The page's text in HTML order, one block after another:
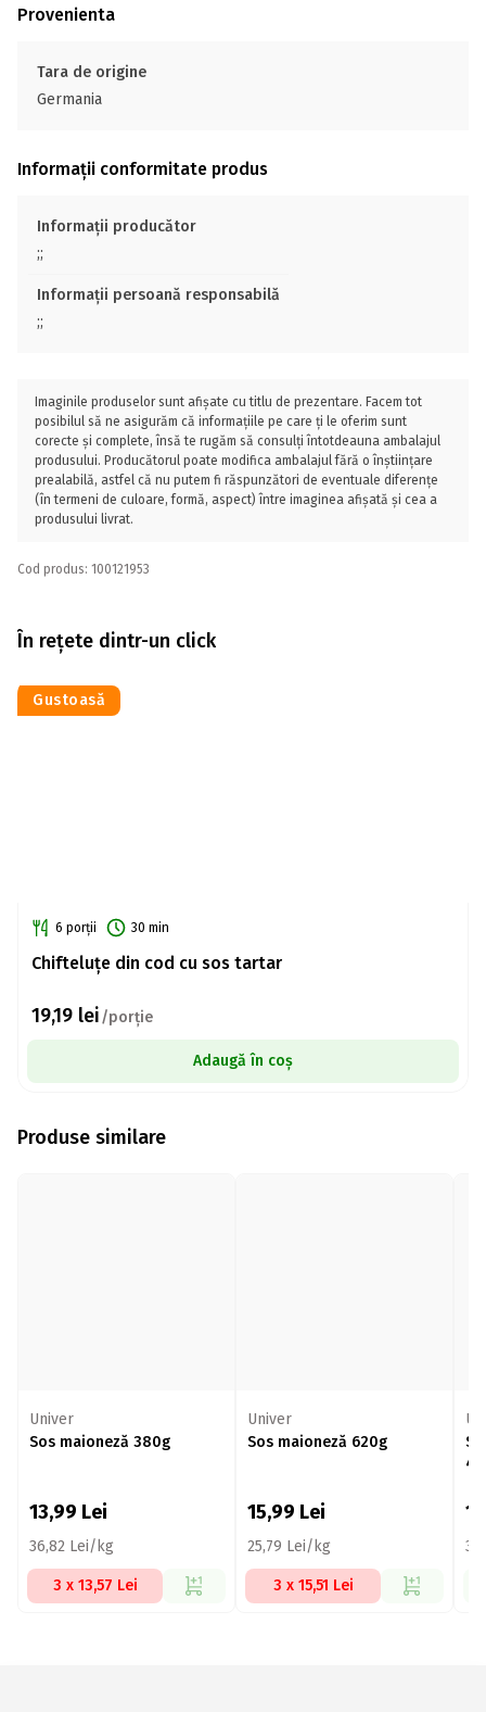
Provenienta
Tara de origine
Germania
Informații conformitate produs
Informații producător
;;
Informații persoană responsabilă
;;
Imaginile produselor sunt afișate cu titlu de prezentare. Facem tot
posibilul să ne asigurăm că informațiile pe care ți le oferim sunt
corecte și complete, însă te rugăm să consulți întotdeauna ambalajul
produsului. Producătorul poate modifica ambalajul fără o înștiințare
prealabilă, astfel că nu putem fi răspunzători de eventuale diferențe
(în termeni de culoare, formă, aspect) între imaginea afișată și cea a
produsului livrat.
Cod produs: 100121953
În rețete dintr-un click
Gustoasă
6 porții 30 min
Chifteluțe din cod cu sos tartar
19,19 lei/porție
Adaugă în coș
Produse similare
Univer
Sos maioneză 380g
13,99 Lei
36,82 Lei/kg
3 x 13,57 Lei
Univer
Sos maioneză 620g
15,99 Lei
25,79 Lei/kg
3 x 15,51 Lei